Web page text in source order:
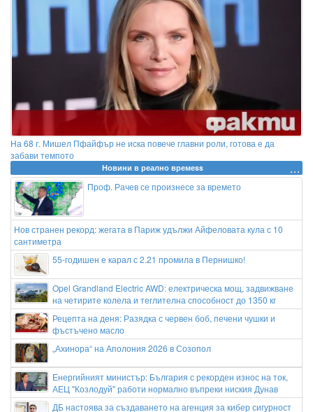
На 68 г. Мишел Пфайфър не иска повече главни роли, готова е да
забави темпото
Новини в реално времеss
Проф. Рачев се произнесе за времето
Нов странен рекорд: жегата в Париж удължи Айфеловата кула с 10
сантиметра
55-годишен е карал с 2.21 промила в Пернишко!
Opel Grandland Electric AWD: електрическа мощ, задвижване
на четирите колела и теглителна способност до 1350 кг
Рецепта на деня: Разядка с червен боб, печени чушки и
фъстъчено масло
„Ахинора“ на Аполония 2026 в Созопол
Енергийният министър: България с рекорден износ на ток,
АЕЦ "Козлодуй" работи нормално въпреки ниския Дунав
ДБ настоява за създаването на агенция за кибер сигурност